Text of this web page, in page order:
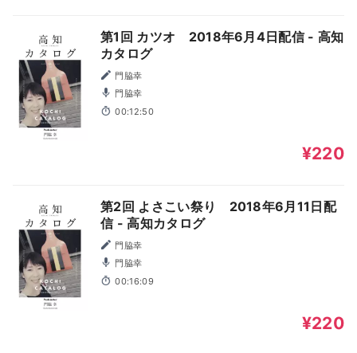
第1回 カツオ 2018年6月4日配信 - 高知
カタログ
門脇幸
門脇幸
00:12:50
¥220
第2回 よさこい祭り 2018年6月11日配
信 - 高知カタログ
門脇幸
門脇幸
00:16:09
¥220